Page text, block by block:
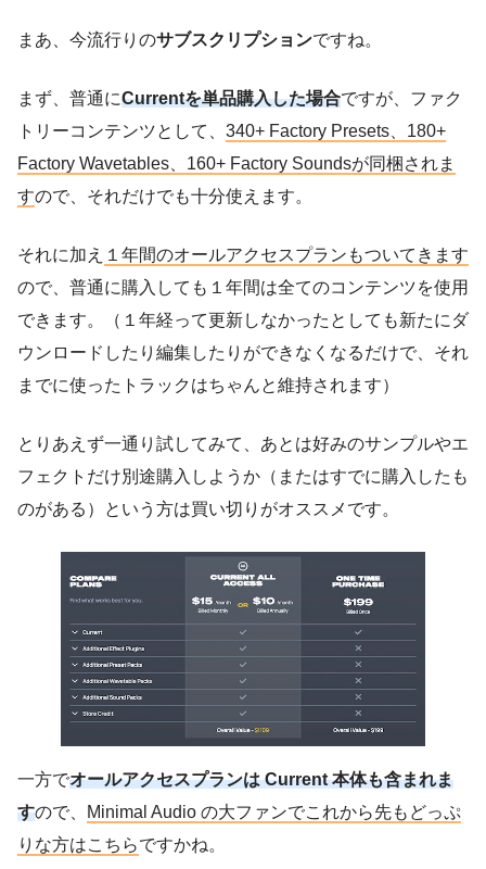
まあ、今流行りのサブスクリプションですね。
まず、普通にCurrentを単品購入した場合ですが、ファク
トリーコンテンツとして、 340+ Factory Presets、180+
Factory Wavetables、160+ Factory Soundsが同梱されま
すので、それだけでも十分使えます。
それに加え １年間のオールアクセスプランもついてきます
ので、普通に購入しても１年間は全てのコンテンツを使用
できます。（１年経って更新しなかったとしても新たにダ
ウンロードしたり編集したりができなくなるだけで、それ
までに使ったトラックはちゃんと維持されます）
とりあえず一通り試してみて、あとは好みのサンプルやエ
フェクトだけ別途購入しようか（またはすでに購入したも
のがある）という方は買い切りがオススメです。
一方でオールアクセスプランは Current 本体も含まれま
すので、
Minimal Audio の大ファンでこれから先もどっぷ
りな方はこちらですかね。